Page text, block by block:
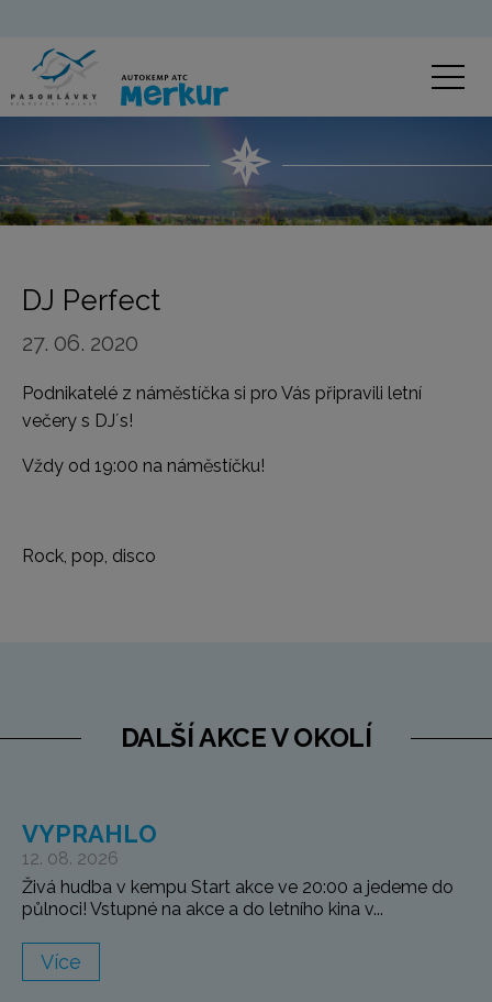
DJ Perfect
27. 06. 2020
Podnikatelé z náměstíčka si pro Vás připravili letní
večery s DJ´s!
Vždy od 19:00 na náměstíčku!
Rock, pop, disco
DALŠÍ AKCE V OKOLÍ
VYPRAHLO
12. 08. 2026
Živá hudba v kempu Start akce ve 20:00 a jedeme do
půlnoci! Vstupné na akce a do letního kina v...
Více